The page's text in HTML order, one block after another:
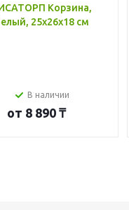
Корзина,
25x26x18 см
В наличии
от 8 890 ₸